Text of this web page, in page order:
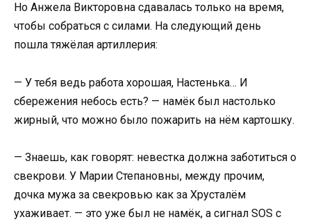
Но Анжела Викторовна сдавалась только на время,
чтобы собраться с силами. На следующий день
пошла тяжёлая артиллерия:
— У тебя ведь работа хорошая, Настенька… И
сбережения небось есть? — намёк был настолько
жирный, что можно было пожарить на нём картошку.
— Знаешь, как говорят: невестка должна заботиться о
свекрови. У Марии Степановны, между прочим,
дочка мужа за свекровью как за Хрусталём
ухаживает. — это уже был не намёк, а сигнал SOS с